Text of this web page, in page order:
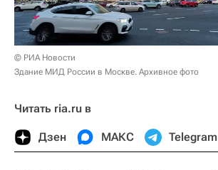
© РИА Новости
Здание МИД России в Москве. Архивное фото
Читать ria.ru в
Дзен МАКС Telegram